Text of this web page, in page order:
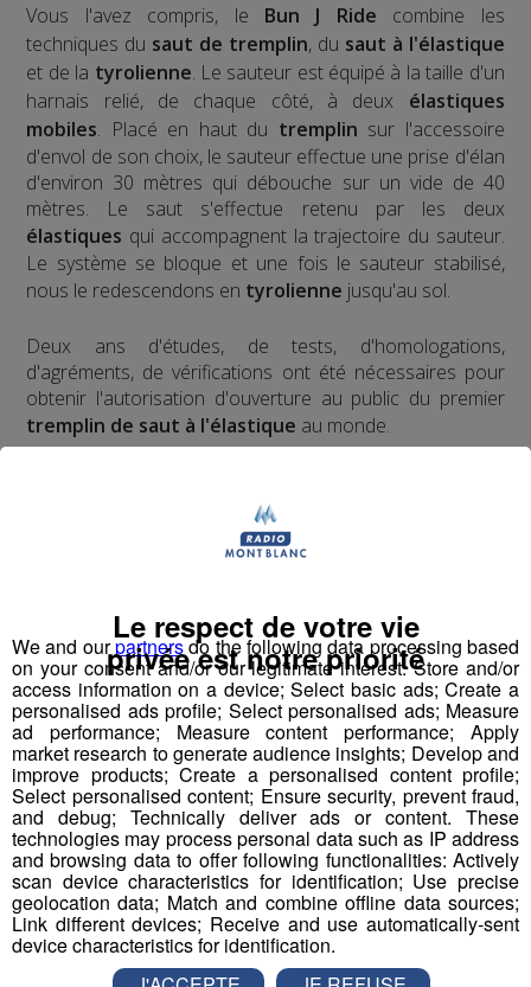
Vous l'avez compris, le Bun J Ride combine les
techniques du saut de tremplin, du saut à l'élastique
et de la tyrolienne. Le sauteur est équipé à la taille d'un
harnais relié, de chaque côté, à deux élastiques
mobiles. Placé en haut du tremplin sur l'accessoire
d'envol de son choix, le sauteur effectue une prise d'élan
d'environ 30 mètres qui débouche sur un vide de 40
mètres. Le saut s'effectue retenu par les deux
élastiques qui accompagnent la trajectoire du sauteur.
Le système se bloque et une fois le sauteur stabilisé,
nous le redescendons en tyrolienne jusqu'au sol.
​Deux ans d'études, de tests, d'homologations,
d'agréments, de vérifications ont été nécessaires pour
obtenir l'autorisation d'ouverture au public du premier
tremplin de saut à l'élastique au monde.
Pour la version hivernale, c'est un
Partager sur Facebook
Partager sur Twitter
Testé Approuvé | Jessica en Via
We and ourpartnersdo the following data processing based
on your consent and/or our legitimate interest: Store and/or
access information on a device; Select basic ads; Create a
personalised ads profile; Select personalised ads; Measure
ad performance; Measure content performance; Apply
market research to generate audience insights; Develop and
improve products; Create a personalised content profile;
Select personalised content; Ensure security, prevent fraud,
and debug; Technically deliver ads or content. These
technologies may process personal data such as IP address
and browsing data to offer following functionalities: Actively
scan device characteristics for identification; Use precise
geolocation data; Match and combine offline data sources;
Link different devices; Receive and use automatically-sent
device characteristics for identification.
Le respect de votre vie
privée est notre priorité